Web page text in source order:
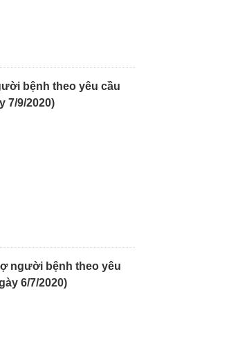
bệnh theo yêu cầu
7/9/2020)
người bệnh theo yêu
6/7/2020)